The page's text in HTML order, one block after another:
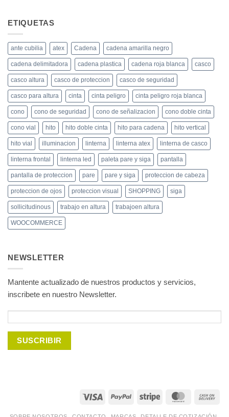
ETIQUETAS
ante cubilia atex Cadena cadena amarilla negro
cadena delimitadora cadena plastica cadena roja blanca casco
casco altura casco de proteccion casco de seguridad
casco para altura cinta cinta peligro cinta peligro roja blanca
cono cono de seguridad cono de señalizacion cono doble cinta
cono vial hito hito doble cinta hito para cadena hito vertical
hito vial illuminacion linterna linterna atex linterna de casco
linterna frontal linterna led paleta pare y siga pantalla
pantalla de proteccion pare pare y siga proteccion de cabeza
proteccion de ojos proteccion visual SHOPPING siga
sollicitudinous trabajo en altura trabajoen altura
WOOCOMMERCE
NEWSLETTER
Mantente actualizado de nuestros productos y servicios,
inscribete en nuestro Newsletter.
Visa PayPal Stripe MasterCard